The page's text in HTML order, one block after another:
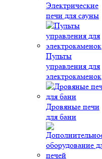
Электрические
печи для сауны
Пульты
управления для
электрокаменок
Дровяные печи
для бани